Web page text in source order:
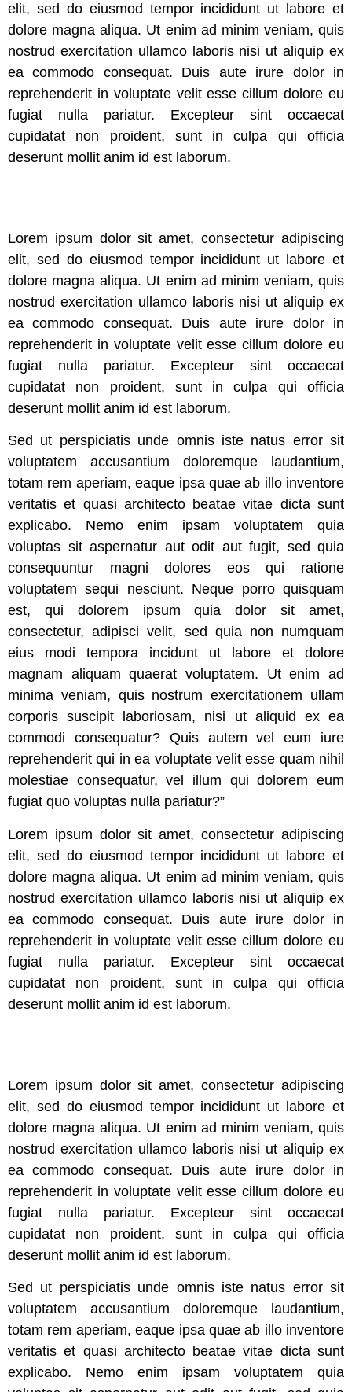
elit, sed do eiusmod tempor incididunt ut labore et
dolore magna aliqua. Ut enim ad minim veniam, quis
nostrud exercitation ullamco laboris nisi ut aliquip ex
ea commodo consequat. Duis aute irure dolor in
reprehenderit in voluptate velit esse cillum dolore eu
fugiat nulla pariatur. Excepteur sint occaecat
cupidatat non proident, sunt in culpa qui officia
deserunt mollit anim id est laborum.
Lorem ipsum dolor sit amet, consectetur adipiscing
elit, sed do eiusmod tempor incididunt ut labore et
dolore magna aliqua. Ut enim ad minim veniam, quis
nostrud exercitation ullamco laboris nisi ut aliquip ex
ea commodo consequat. Duis aute irure dolor in
reprehenderit in voluptate velit esse cillum dolore eu
fugiat nulla pariatur. Excepteur sint occaecat
cupidatat non proident, sunt in culpa qui officia
deserunt mollit anim id est laborum.
Sed ut perspiciatis unde omnis iste natus error sit
voluptatem accusantium doloremque laudantium,
totam rem aperiam, eaque ipsa quae ab illo inventore
veritatis et quasi architecto beatae vitae dicta sunt
explicabo. Nemo enim ipsam voluptatem quia
voluptas sit aspernatur aut odit aut fugit, sed quia
consequuntur magni dolores eos qui ratione
voluptatem sequi nesciunt. Neque porro quisquam
est, qui dolorem ipsum quia dolor sit amet,
consectetur, adipisci velit, sed quia non numquam
eius modi tempora incidunt ut labore et dolore
magnam aliquam quaerat voluptatem. Ut enim ad
minima veniam, quis nostrum exercitationem ullam
corporis suscipit laboriosam, nisi ut aliquid ex ea
commodi consequatur? Quis autem vel eum iure
reprehenderit qui in ea voluptate velit esse quam nihil
molestiae consequatur, vel illum qui dolorem eum
fugiat quo voluptas nulla pariatur?”
Lorem ipsum dolor sit amet, consectetur adipiscing
elit, sed do eiusmod tempor incididunt ut labore et
dolore magna aliqua. Ut enim ad minim veniam, quis
nostrud exercitation ullamco laboris nisi ut aliquip ex
ea commodo consequat. Duis aute irure dolor in
reprehenderit in voluptate velit esse cillum dolore eu
fugiat nulla pariatur. Excepteur sint occaecat
cupidatat non proident, sunt in culpa qui officia
deserunt mollit anim id est laborum.
Lorem ipsum dolor sit amet, consectetur adipiscing
elit, sed do eiusmod tempor incididunt ut labore et
dolore magna aliqua. Ut enim ad minim veniam, quis
nostrud exercitation ullamco laboris nisi ut aliquip ex
ea commodo consequat. Duis aute irure dolor in
reprehenderit in voluptate velit esse cillum dolore eu
fugiat nulla pariatur. Excepteur sint occaecat
cupidatat non proident, sunt in culpa qui officia
deserunt mollit anim id est laborum.
Sed ut perspiciatis unde omnis iste natus error sit
voluptatem accusantium doloremque laudantium,
totam rem aperiam, eaque ipsa quae ab illo inventore
veritatis et quasi architecto beatae vitae dicta sunt
explicabo. Nemo enim ipsam voluptatem quia